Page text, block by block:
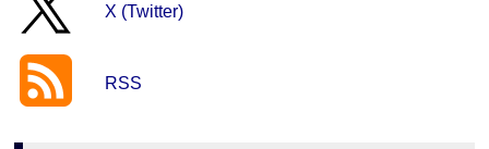
X (Twitter)
RSS